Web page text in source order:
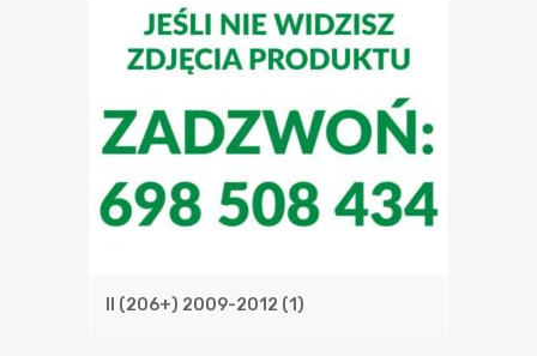
II (206+) 2009-2012 (1)